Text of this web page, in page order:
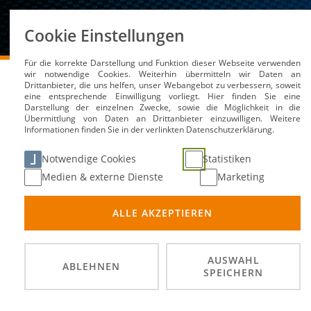
DMSB Medien / Service Kalender
Leistungsprüfung
16.
Cookie Einstellungen
Für die korrekte Darstellung und Funktion dieser Webseite verwenden
wir notwendige Cookies. Weiterhin übermitteln wir Daten an
Drittanbieter, die uns helfen, unser Webangebot zu verbessern, soweit
eine entsprechende Einwilligung vorliegt. Hier finden Sie eine
Darstellung der einzelnen Zwecke, sowie die Möglichkeit in die
Übermittlung von Daten an Drittanbieter einzuwilligen. Weitere
Informationen finden Sie in der verlinkten Datenschutzerklärung.
Notwendige Cookies
Statistiken
Medien & externe Dienste
Marketing
ALLE AKZEPTIEREN
ABLEHNEN
AUSWAHL
SPEICHERN